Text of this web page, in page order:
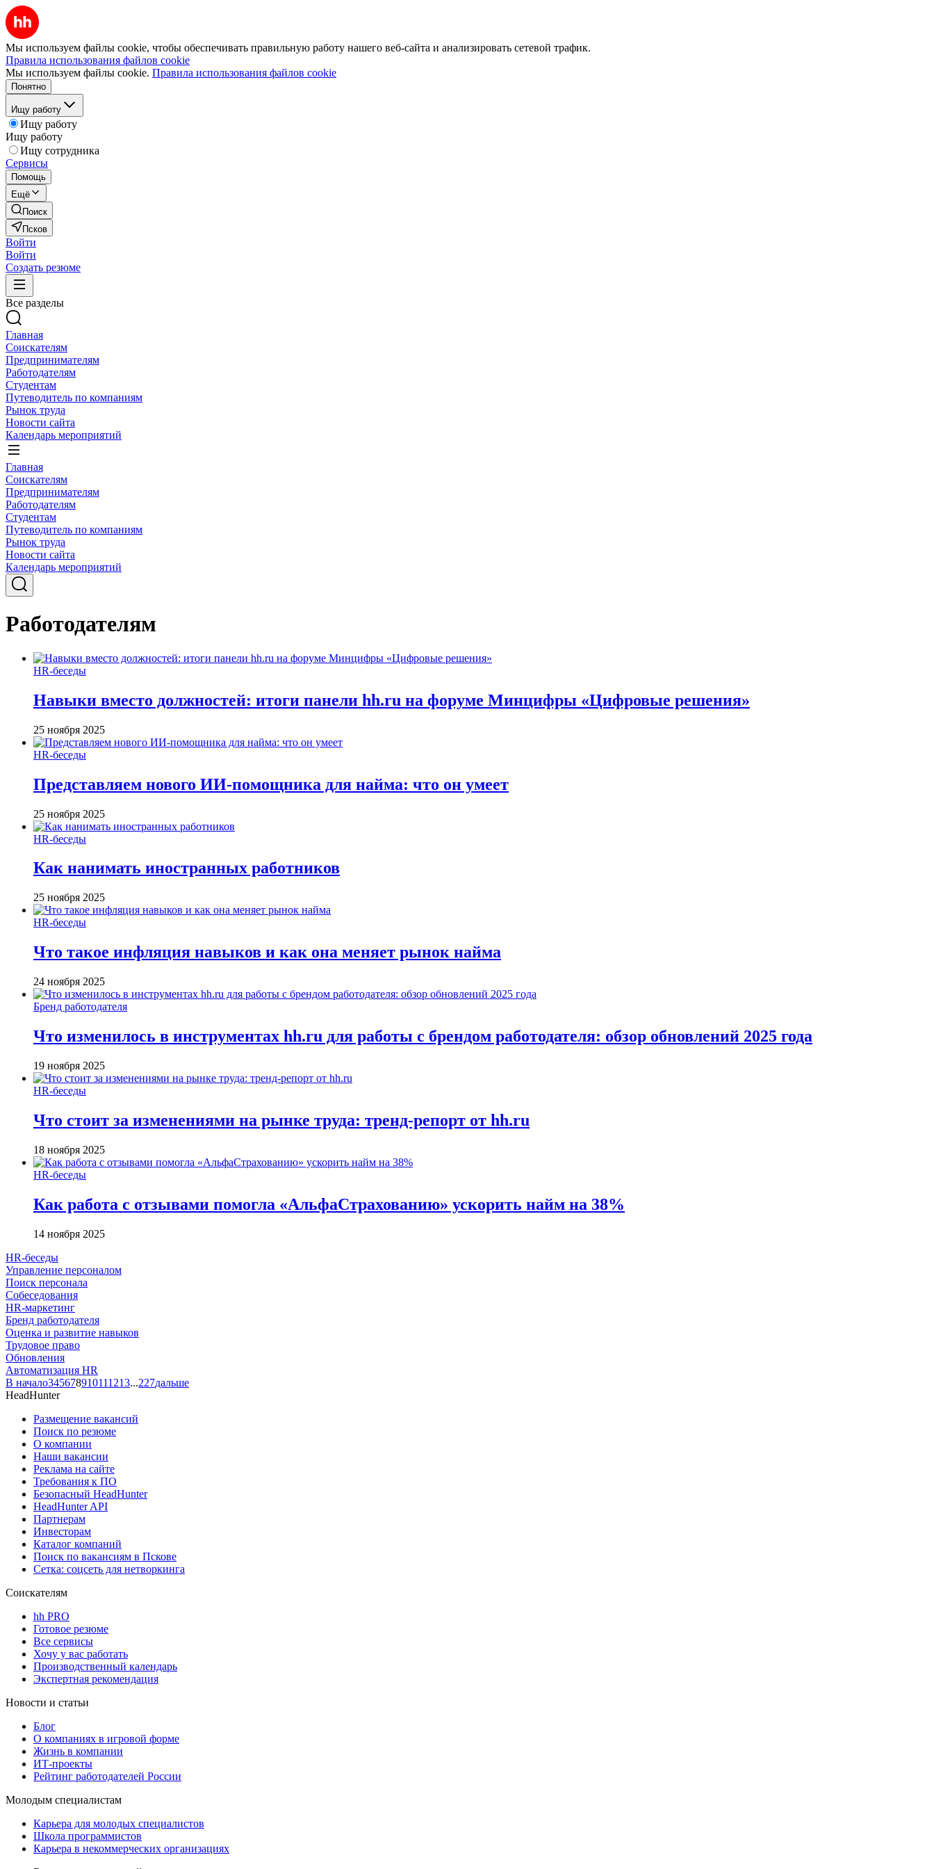
Мы используем файлы cookie, чтобы обеспечивать правильную работу нашего веб-сайта и анализировать сетевой трафик.
Правила использования файлов cookie
Мы используем файлы cookie. Правила использования файлов cookie
Понятно
Ищу работу
Ищу работу
Ищу работу
Ищу сотрудника
Сервисы
Помощь
Ещё
Поиск
Псков
Войти
Войти
Создать резюме
Все разделы
Главная
Соискателям
Предпринимателям
Работодателям
Студентам
Путеводитель по компаниям
Рынок труда
Новости сайта
Календарь мероприятий
Главная
Соискателям
Предпринимателям
Работодателям
Студентам
Путеводитель по компаниям
Рынок труда
Новости сайта
Календарь мероприятий
Работодателям
HR-беседы
Навыки вместо должностей: итоги панели hh.ru на форуме Минцифры «Цифровые решения»
25 ноября 2025
HR-беседы
Представляем нового ИИ-помощника для найма: что он умеет
25 ноября 2025
HR-беседы
Как нанимать иностранных работников
25 ноября 2025
HR-беседы
Что такое инфляция навыков и как она меняет рынок найма
24 ноября 2025
Бренд работодателя
Что изменилось в инструментах hh.ru для работы с брендом работодателя: обзор обновлений 2025 года
19 ноября 2025
HR-беседы
Что стоит за изменениями на рынке труда: тренд-репорт от hh.ru
18 ноября 2025
HR-беседы
Как работа с отзывами помогла «АльфаСтрахованию» ускорить найм на 38%
14 ноября 2025
HR-беседы
Управление персоналом
Поиск персонала
Собеседования
HR-маркетинг
Бренд работодателя
Оценка и развитие навыков
Трудовое право
Обновления
Автоматизация HR
В начало345678910111213...227дальше
HeadHunter
Размещение вакансий
Поиск по резюме
О компании
Наши вакансии
Реклама на сайте
Требования к ПО
Безопасный HeadHunter
HeadHunter API
Партнерам
Инвесторам
Каталог компаний
Поиск по вакансиям в Пскове
Сетка: соцсеть для нетворкинга
Соискателям
hh PRO
Готовое резюме
Все сервисы
Хочу у вас работать
Производственный календарь
Экспертная рекомендация
Новости и статьи
Блог
О компаниях в игровой форме
Жизнь в компании
ИТ-проекты
Рейтинг работодателей России
Молодым специалистам
Карьера для молодых специалистов
Школа программистов
Карьера в некоммерческих организациях